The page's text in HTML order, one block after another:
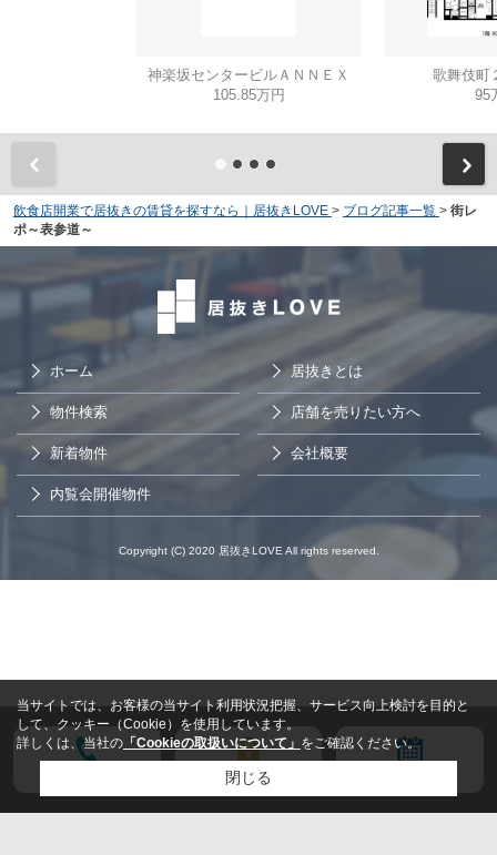
神楽坂センタービルＡＮＮＥＸ
105.85万円
歌舞伎町
95
飲食店開業で居抜きの賃貸を探すなら｜居抜きLOVE > ブログ記事一覧 > 街レ
ポ～表参道～
ホーム 居抜きとは
物件検索 店舗を売りたい方へ
新着物件 会社概要
内覧会開催物件
会員登録
Copyright (C) 2020 居抜きLOVE All rights reserved.
当サイトでは、お客様の当サイト利用状況把握、サービス向上検討を目的と
して、クッキー（Cookie）を使用しています。
詳しくは、当社の 「Cookieの取扱いについて」 をご確認ください。
閉じる